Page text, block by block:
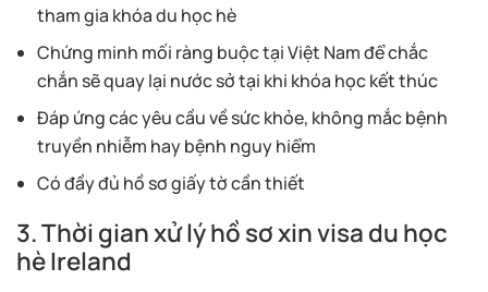
tham gia khóa du học hè
Chứng minh mối ràng buộc tại Việt Nam để chắc
chắn sẽ quay lại nước sở tại khi khóa học kết thúc
Đáp ứng các yêu cầu về sức khỏe, không mắc bệnh
truyền nhiễm hay bệnh nguy hiểm
Có đầy đủ hồ sơ giấy tờ cần thiết
3. Thời gian xử lý hồ sơ xin visa du học
hè Ireland